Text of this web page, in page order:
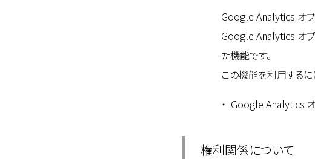
Google Analytics オプ
Google Analytics オプ
た機能です。
この機能を利用するに
Google Analytics オ
権利関係について